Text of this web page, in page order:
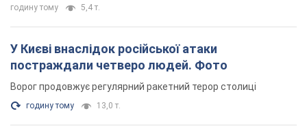
годину тому 5,4 т.
У Києві внаслідок російської атаки
постраждали четверо людей. Фото
Ворог продовжує регулярний ракетний терор столиці
годину тому 13,0 т.